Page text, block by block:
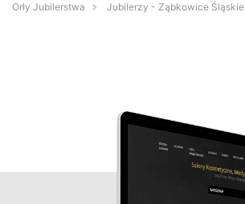
Orły Jubilerstwa Jubilerzy - Ząbkowice Śląskie